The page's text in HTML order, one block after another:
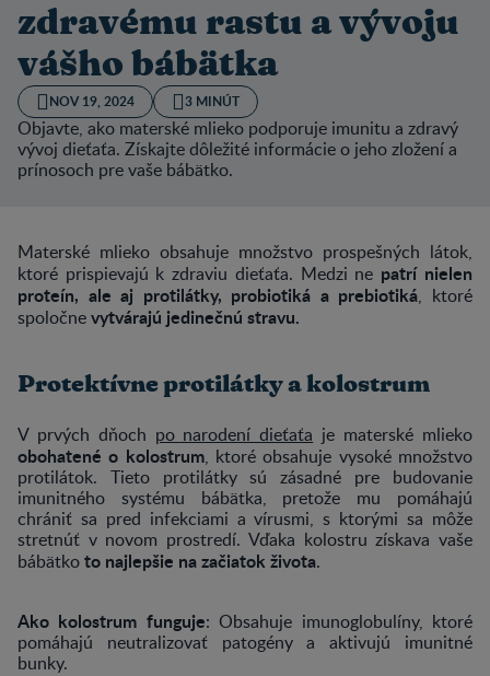
zdravému rastu a vývoju
vášho bábätka
NOV 19, 2024 3 MINÚT
Objavte, ako materské mlieko podporuje imunitu a zdravý
vývoj dieťaťa. Získajte dôležité informácie o jeho zložení a
prínosoch pre vaše bábätko.
Materské mlieko obsahuje množstvo prospešných látok,
ktoré prispievajú k zdraviu dieťaťa. Medzi ne patrí nielen
proteín, ale aj protilátky, probiotiká a prebiotiká, ktoré
spoločnevytvárajú jedinečnú stravu.
Protektívne protilátky a kolostrum
V prvých dňoch po narodení dieťaťa je materské mlieko
obohatené o kolostrum, ktoré obsahuje vysoké množstvo
protilátok. Tieto protilátky sú zásadné pre budovanie
imunitného systému bábätka, pretože mu pomáhajú
chrániť sa pred infekciami a vírusmi, s ktorými sa môže
stretnúť v novom prostredí. Vďaka kolostru získava vaše
bábätkoto najlepšie na začiatok života.
Ako kolostrum funguje: Obsahuje imunoglobulíny, ktoré
pomáhajú neutralizovať patogény a aktivujú imunitné
bunky.